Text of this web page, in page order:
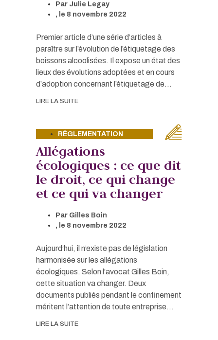
Par Julie Legay
, le 8 novembre 2022
Premier article d’une série d’articles à
paraître sur l’évolution de l’étiquetage des
boissons alcoolisées. Il expose un état des
lieux des évolutions adoptées et en cours
d’adoption concernant l’étiquetage de...
LIRE LA SUITE
RÈGLEMENTATION
Allégations
écologiques : ce que dit
le droit, ce qui change
et ce qui va changer
Par Gilles Boin
, le 8 novembre 2022
Aujourd’hui, il n’existe pas de législation
harmonisée sur les allégations
écologiques. Selon l’avocat Gilles Boin,
cette situation va changer. Deux
documents publiés pendant le confinement
méritent l’attention de toute entreprise...
LIRE LA SUITE